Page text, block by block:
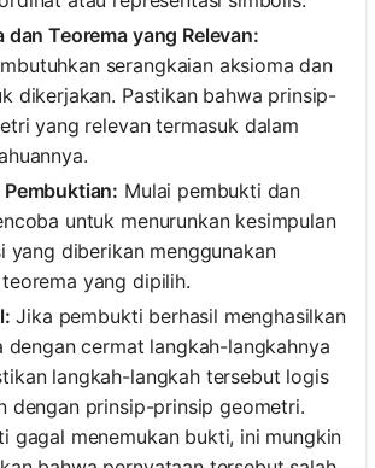
dan Teorema yang Relevan:
serangkaian aksioma dan
dikerjakan. Pastikan bahwa prinsip-
yang relevan termasuk dalam
Mulai pembukti dan
untuk menurunkan kesimpulan
yang diberikan menggunakan
yang dipilih.
Jika pembukti berhasil menghasilkan
dengan cermat langkah-langkahnya
langkah-langkah tersebut logis
dengan prinsip-prinsip geometri.
gagal menemukan bukti, ini mungkin